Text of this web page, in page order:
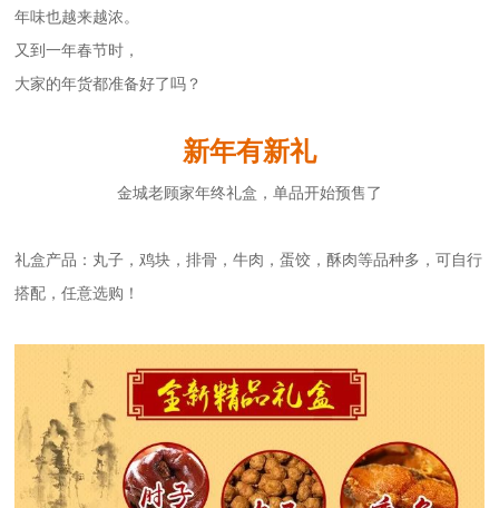
年味也越来越浓。
又到一年春节时，
大家的年货都准备好了吗？
新年有新礼
金城老顾家年终礼盒，单品开始预售了
礼盒产品：丸子，鸡块，排骨，牛肉，蛋饺，酥肉等品种多，可自行
搭配，任意选购！